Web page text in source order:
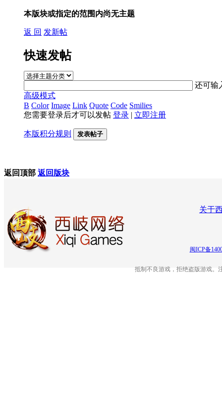
本版块或指定的范围内尚无主题
返 回 发新帖
快速发帖
还可输
高级模式
B Color Image Link Quote Code Smilies
您需要登录后才可以发帖 登录 | 立即注册
本版积分规则 发表帖子
返回顶部 返回版块
关于
闽ICP备
抵制不良游戏，拒绝盗版游戏。